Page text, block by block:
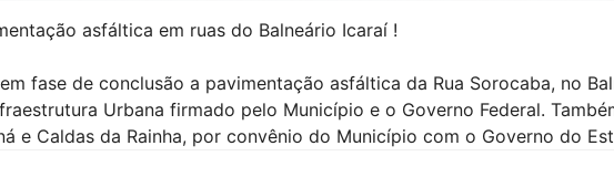
asfáltica em ruas do Balneário Icaraí !
fase de conclusão a pavimentação asfáltica da Rua Sorocaba, no
Urbana firmado pelo Município e o Governo Federal.
e Caldas da Rainha, por convênio do Município com o Governo do